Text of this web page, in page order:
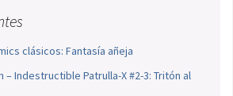
clásicos: Fantasía añeja
– Indestructible Patrulla-X #2-3: Tritón al